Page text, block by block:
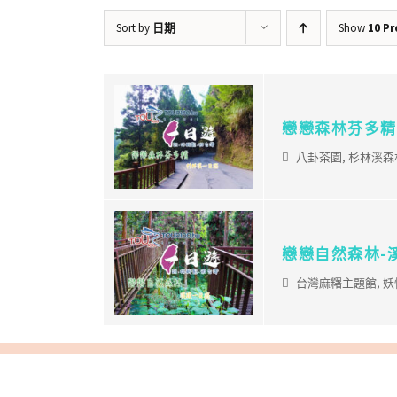
Sort by 日期 Show 10
戀戀森林芬多
八卦茶園, 杉林溪
戀戀自然森林-
台灣麻糬主題館, 妖